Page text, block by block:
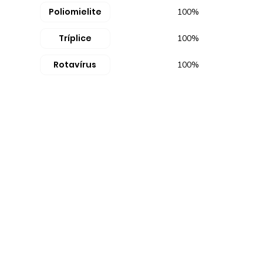
Poliomielite
Tríplice
Rotavírus
100%
100%
100%